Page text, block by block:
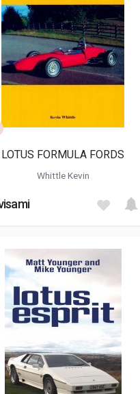
LOTUS FORMULA FORDS
Whittle Kevin